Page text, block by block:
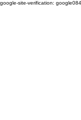
google-site-verification: